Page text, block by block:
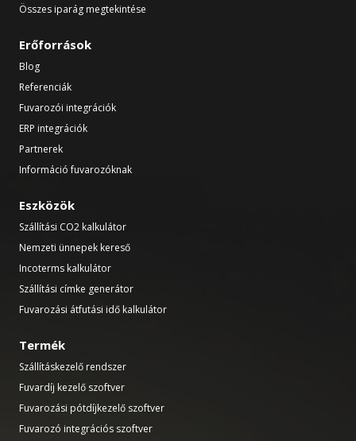
Összes iparág megtekintése
Erőforrások
Blog
Referenciák
Fuvarozói integrációk
ERP integrációk
Partnerek
Információ fuvarozóknak
Eszközök
Szállítási CO2 kalkulátor
Nemzeti ünnepek kereső
Incoterms kalkulátor
Szállítási címke generátor
Fuvarozási átfutási idő kalkulátor
Termék
Szállításkezelő rendszer
Fuvardíj kezelő szoftver
Fuvarozási pótdíjkezelő szoftver
Fuvarozó integrációs szoftver